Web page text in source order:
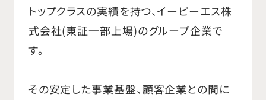
トップクラスの実績を持つ、イーピーエス株
式会社(東証一部上場)のグループ企業で
す。
その安定した事業基盤、顧客企業との間に